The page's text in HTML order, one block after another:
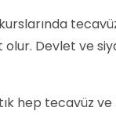
Devlet ve
hep tecavüz